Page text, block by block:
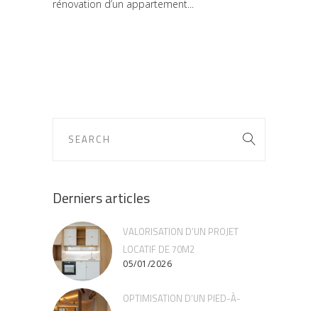
rénovation d’un appartement
Derniers articles
VALORISATION D’UN PROJET
LOCATIF DE 70M2
05/01/2026
OPTIMISATION D’UN PIED-À-